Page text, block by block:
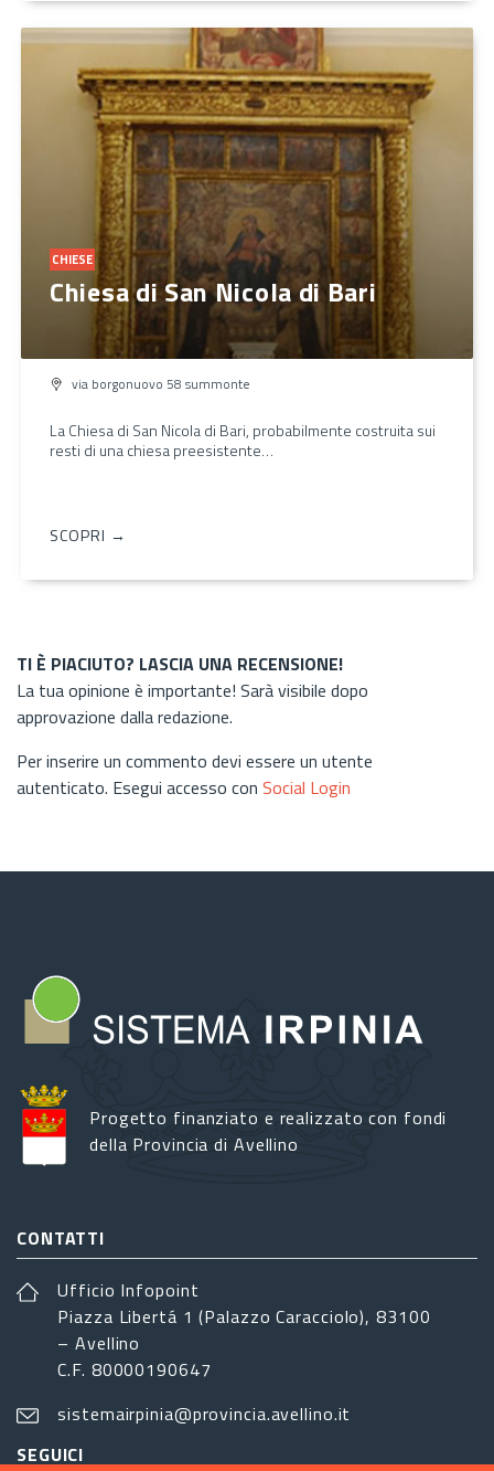
CHIESE
Chiesa di San Nicola di Bari
via borgonuovo 58 summonte
La Chiesa di San Nicola di Bari, probabilmente costruita sui
resti di una chiesa preesistente…
SCOPRI →
TI È PIACIUTO? LASCIA UNA RECENSIONE!
La tua opinione è importante! Sarà visibile dopo
approvazione dalla redazione.
Per inserire un commento devi essere un utente
autenticato. Esegui accesso con Social Login
Progetto finanziato e realizzato con fondi
della Provincia di Avellino
CONTATTI
Ufficio Infopoint
Piazza Libertá 1 (Palazzo Caracciolo), 83100
– Avellino
C.F. 80000190647
sistemairpinia@provincia.avellino.it
SEGUICI